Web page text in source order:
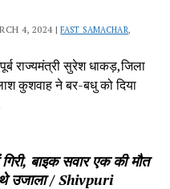
4, 2024 |FAST SAMACHAR,
राज्यमंत्री सुरेश धाकड़,जिला
कुशवाह ने बर-बधु को दिया
बाइक सवार एक की मौत
थे उजाला / Shivpuri